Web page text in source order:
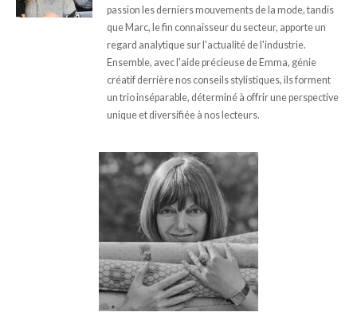
passion les derniers mouvements de la mode, tandis
que Marc, le fin connaisseur du secteur, apporte un
regard analytique sur l'actualité de l'industrie.
Ensemble, avec l'aide précieuse de Emma, génie
créatif derrière nos conseils stylistiques, ils forment
un trio inséparable, déterminé à offrir une perspective
unique et diversifiée à nos lecteurs.